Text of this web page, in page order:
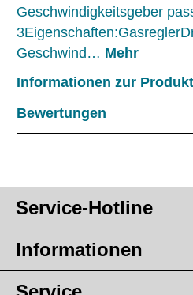
Geschwindigkeitsgeber
Geschwind… Mehr
Informationen zur
Bewertungen
Service-Hotline
Informationen